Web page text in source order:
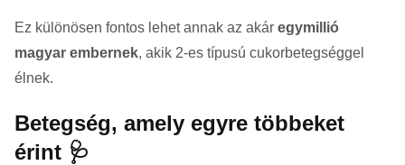
Ez különösen fontos lehet annak az akár egymillió
magyar embernek, akik 2-es típusú cukorbetegséggel
élnek.
Betegség, amely egyre többeket
érint 🩺